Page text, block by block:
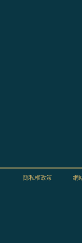
隱私權政策 網